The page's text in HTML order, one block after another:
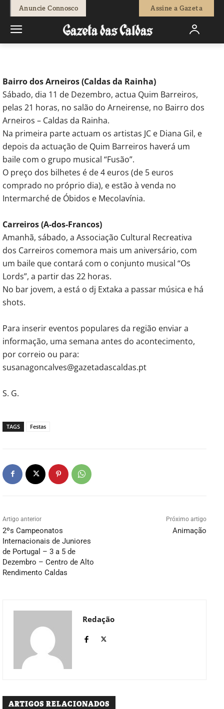
Anuncie Connosco Assine a Gazeta
Redação - 9 de Dezembro, 2010 570 0
Bairro dos Arneiros (Caldas da Rainha)
Sábado, dia 11 de Dezembro, actua Quim Barreiros,
pelas 21 horas, no salão do Arneirense, no Bairro dos
Arneiros – Caldas da Rainha.
Na primeira parte actuam os artistas JC e Diana Gil, e
depois da actuação de Quim Barreiros haverá um
baile com o grupo musical “Fusão”.
O preço dos bilhetes é de 4 euros (de 5 euros
comprado no próprio dia), e estão à venda no
Intermarché de Óbidos e Mecolavínia.
Carreiros (A-dos-Francos)
Amanhã, sábado, a Associação Cultural Recreativa
dos Carreiros comemora mais um aniversário, com
um baile que contará com o conjunto musical “Os
Lords”, a partir das 22 horas.
No bar jovem, a está o dj Extaka a passar música e há
shots.
Para inserir eventos populares da região enviar a
informação, uma semana antes do acontecimento,
por correio ou para:
susanagoncalves@gazetadascaldas.pt
S. G.
TAGS Festas
Artigo anterior
2ºs Campeonatos
Internacionais de Juniores
de Portugal – 3 a 5 de
Dezembro – Centro de Alto
Rendimento Caldas
Próximo artigo
Animação
Redação
ARTIGOS RELACIONADOS